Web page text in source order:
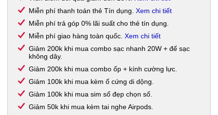
Miễn phí thanh toán thẻ Tín dụng. Xem chi tiết
Miễn phí trả góp 0% lãi suất cho thẻ tín dụng.
Miễn phí giao hàng toàn quốc. Xem chi tiết
Giảm 200k khi mua combo sạc nhanh 20W + đế sạc
không dây.
Giảm 200k khi mua combo ốp + kính cường lực.
Giảm 100k khi mua kèm ổ cứng di dộng.
Giảm 100k khi mua sim số đẹp chọn số.
Giảm 50k khi mua kèm tai nghe Airpods.